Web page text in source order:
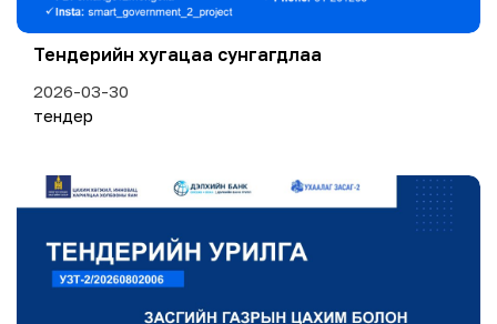
Тендерийн хугацаа сунгагдлаа
2026-03-30
тендер